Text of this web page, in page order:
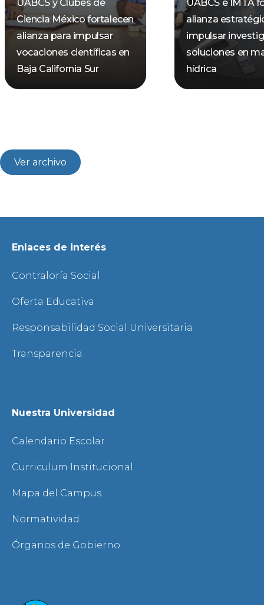
UABCS y Clubes de
Ciencia México fortalecen
alianza para impulsar
vocaciones científicas en
Baja California Sur
UABCS e IMTA
alianza
impulsar
soluciones en
hídrica
Ver archivo
Enlaces de interés
Contraloría Social
Oferta Educativa
Responsabilidad Social Universitaria
Transparencia
Nuestra Universidad
Calendario Escolar
Curriculum Institucional
Mapa del Campus
Normatividad
Órganos de Gobierno